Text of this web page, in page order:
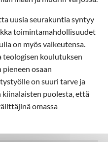
uusia seurakuntia syntyy
toimintamahdollisuudet
on myös vaikeutensa.
teologisen koulutuksen
osaan
on suuri tarve ja
puolesta, että
omassa